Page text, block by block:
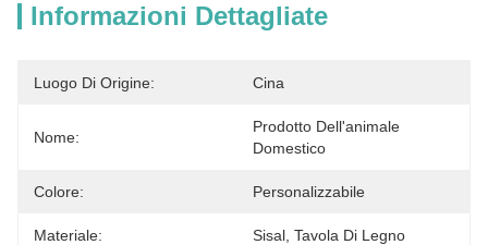
Informazioni Dettagliate
Luogo Di Origine: Cina
Nome:
Prodotto Dell'animale
Domestico
Colore: Personalizzabile
Materiale: Sisal, Tavola Di Legno